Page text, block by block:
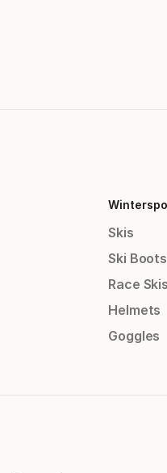
Skis
Ski Boots
Race Skis
Helmets
Goggles